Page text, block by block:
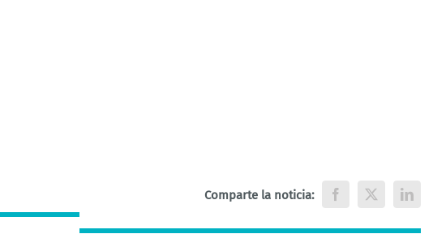
Comparte la noticia: Facebook
X